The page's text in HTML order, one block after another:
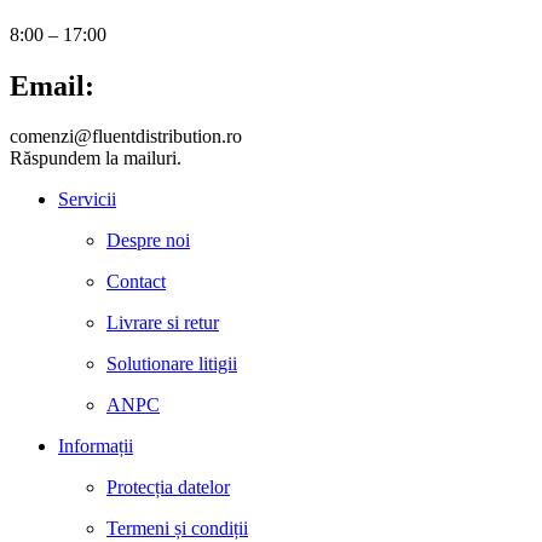
8:00 – 17:00
Email:
comenzi@fluentdistribution.ro
Răspundem la mailuri.
Servicii
Despre noi
Contact
Livrare si retur
Solutionare litigii
ANPC
Informații
Protecția datelor
Termeni și condiții